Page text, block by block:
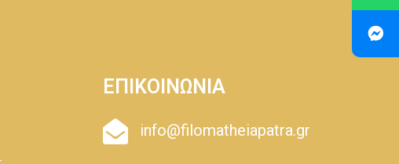
ΕΠΙΚΟΙΝΩΝΙΑ
info@filomatheiapatra.gr